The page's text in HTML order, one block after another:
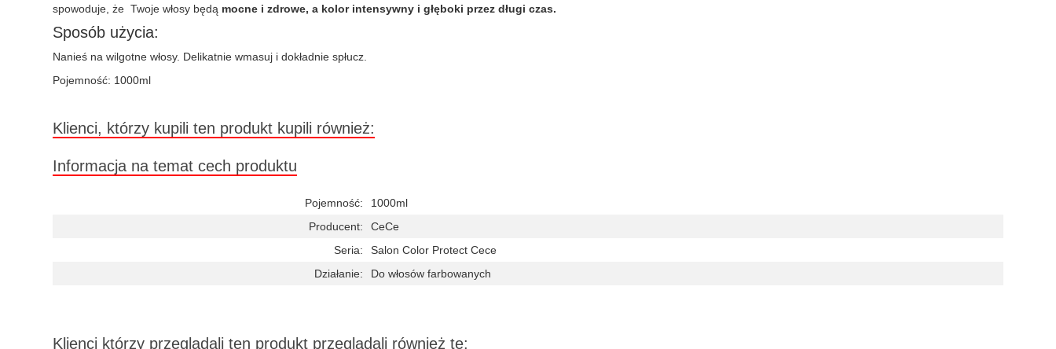
spowoduje, że Twoje włosy będą mocne i zdrowe, a kolor intensywny i głęboki przez długi czas.
Sposób użycia:
Nanieś na wilgotne włosy. Delikatnie wmasuj i dokładnie spłucz.
Pojemność: 1000ml
Klienci, którzy kupili ten produkt kupili również:
Informacja na temat cech produktu
Pojemność:
1000ml
Producent:
CeCe
Seria:
Salon Color Protect Cece
Działanie:
Do włosów farbowanych
Klienci którzy przeglądali ten produkt przeglądali również te: